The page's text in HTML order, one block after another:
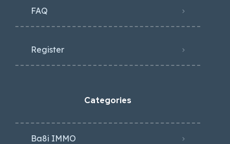
FAQ
Register
Categories
Ba8i IMMO